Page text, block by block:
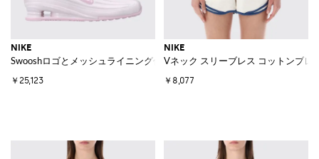
NIKE
Swooshロゴとメッシュライニング付きピンク合成皮革製 Shox Z スニーカ
￥25,123
NIKE
Vネック スリーブレス コットンブレ
￥8,077